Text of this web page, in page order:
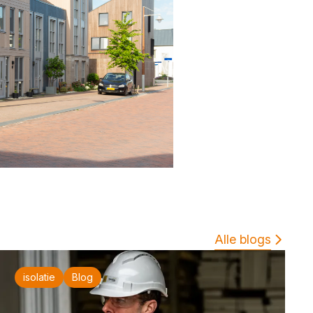
Alle blogs
isolatie Blog